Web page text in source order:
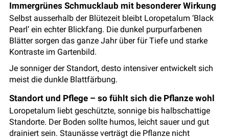
Immergrünes Schmucklaub mit besonderer Wirkung
Selbst ausserhalb der Blütezeit bleibt Loropetalum ‘Black
Pearl’ ein echter Blickfang. Die dunkel purpurfarbenen
Blätter sorgen das ganze Jahr über für Tiefe und starke
Kontraste im Gartenbild.
Je sonniger der Standort, desto intensiver entwickelt sich
meist die dunkle Blattfärbung.
Standort und Pflege – so fühlt sich die Pflanze wohl
Loropetalum liebt geschützte, sonnige bis halbschattige
Standorte. Der Boden sollte humos, leicht sauer und gut
drainiert sein. Staunässe verträgt die Pflanze nicht